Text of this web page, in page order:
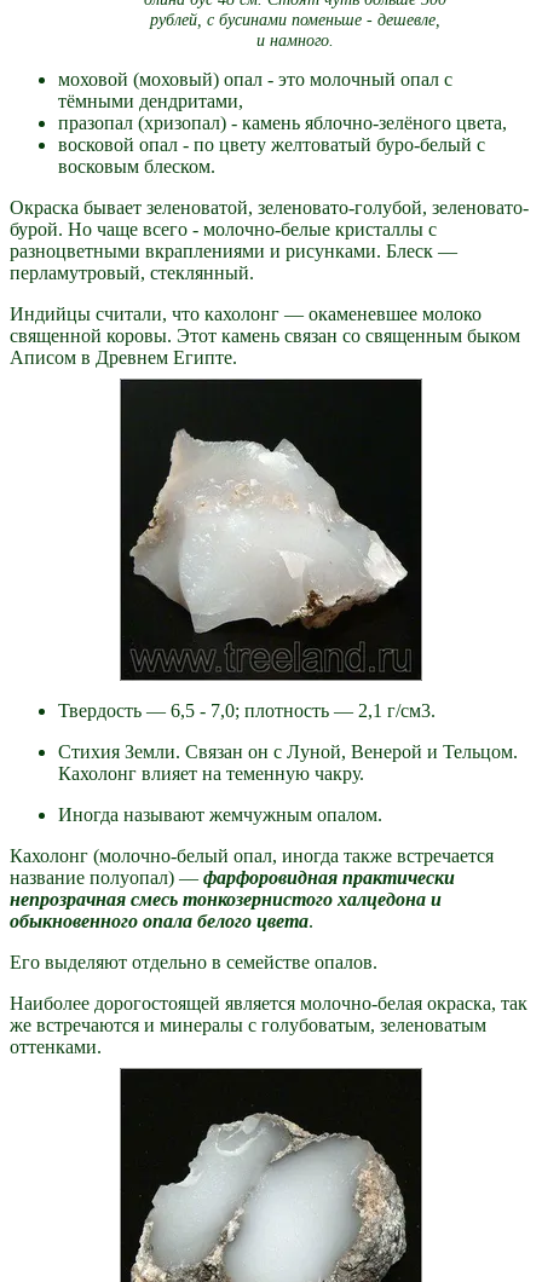
рублей, с бусинами поменьше - дешевле,
и намного.
моховой (моховый) опал - это молочный опал с
тёмными дендритами,
празопал (хризопал) - камень яблочно-зелёного цвета,
восковой опал - по цвету желтоватый буро-белый с
восковым блеском.
Окраска бывает зеленоватой, зеленовато-голубой, зеленовато-
бурой. Но чаще всего - молочно-белые кристаллы с
разноцветными вкраплениями и рисунками. Блеск —
перламутровый, стеклянный.
Индийцы считали, что кахолонг — окаменевшее молоко
священной коровы. Этот камень связан со священным быком
Аписом в Древнем Египте.
Твердость — 6,5 - 7,0; плотность — 2,1 г/см3.
Стихия Земли. Связан он с Луной, Венерой и Тельцом.
Кахолонг влияет на теменную чакру.
Иногда называют жемчужным опалом.
Кахолонг (молочно-белый опал, иногда также встречается
название полуопал) — фарфоровидная практически
непрозрачная смесь тонкозернистого халцедона и
обыкновенного опала белого цвета.
Его выделяют отдельно в семействе опалов.
Наиболее дорогостоящей является молочно-белая окраска, так
же встречаются и минералы с голубоватым, зеленоватым
оттенками.